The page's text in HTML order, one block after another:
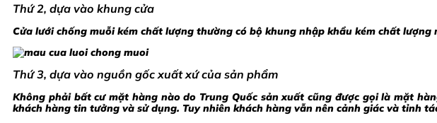
Thứ 2, dựa vào khung cửa
Cửa lưới chống muỗi kém chất lượng thường có bộ khung nhập khẩu kém chất
Thứ 3, dựa vào nguồn gốc xuất xứ của sản phẩm
Không phải bất cư mặt hàng nào do Trung Quốc sản xuất cũng được gọi là mặt
khách hàng tin tưởng và sử dụng. Tuy nhiên khách hàng vẫn nên cảnh giác và tỉnh